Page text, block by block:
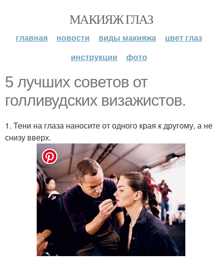
МАКИЯЖ ГЛАЗ
главная новости виды макияжа
цвет глаз
инструкции
фото
5 лучших советов от
голливудских визажистов.
1. Тени на глаза наносите от одного края к другому, а не
снизу вверх.